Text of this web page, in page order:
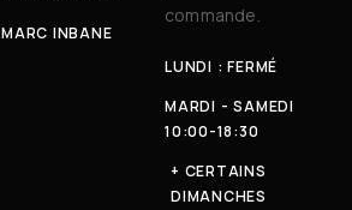
MARC INBANE
commande.
LUNDI : FERMÉ
MARDI - SAMEDI
10:00-18:30
+ CERTAINS
DIMANCHES